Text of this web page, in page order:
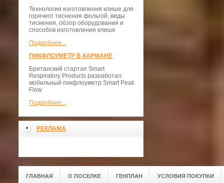
Технология изготовления клише для
горячего тиснения фольгой, виды
тиснения, обзор оборудования и
способов изготовления клише
Подробнее...
ПИКФЛОУМЕТР В КАРМАНЕ
Британский стартап Smart
Respiratory Products разработал
мобильный пикфлоуметр Smart Peak
Flow
Подробнее...
РЕКЛАМА
ГЛАВНАЯ О ПОСЕЛКЕ ГЕНПЛАН УСЛОВИЯ ПОКУПКИ